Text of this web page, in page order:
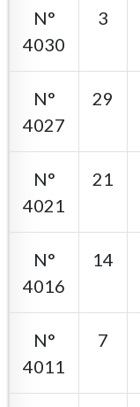
N°
4030
3
N°
4027
29
N°
4021
21
N°
4016
14
N°
4011
7